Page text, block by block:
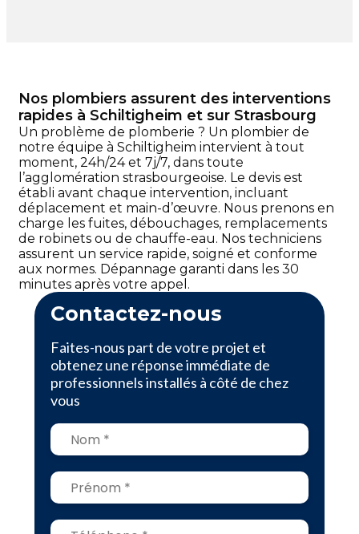
Nos plombiers assurent des interventions
rapides à Schiltigheim et sur Strasbourg
Un problème de plomberie ? Un plombier de
notre équipe à Schiltigheim intervient à tout
moment, 24h/24 et 7j/7, dans toute
l’agglomération strasbourgeoise. Le devis est
établi avant chaque intervention, incluant
déplacement et main-d’œuvre. Nous prenons en
charge les fuites, débouchages, remplacements
de robinets ou de chauffe-eau. Nos techniciens
assurent un service rapide, soigné et conforme
aux normes. Dépannage garanti dans les 30
minutes après votre appel.
Contactez-nous
Faites-nous part de votre projet et
obtenez une réponse immédiate de
professionnels installés à côté de chez
vous